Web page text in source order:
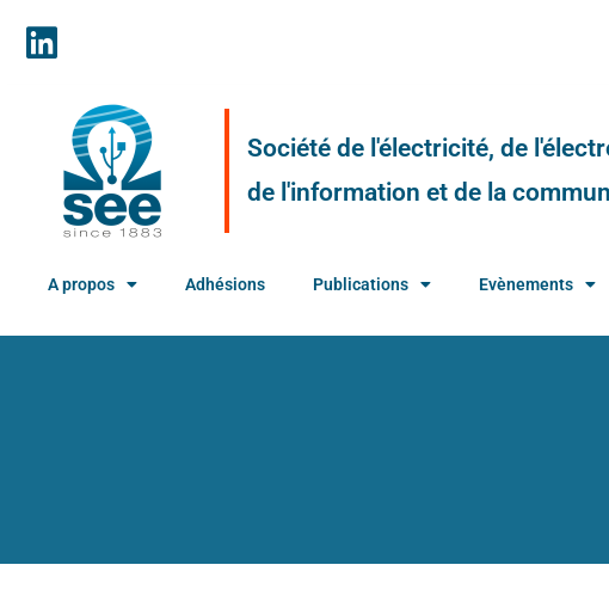
Société de l'électricité, de
de l'information et de la
A propos Adhésions Publications Evènements